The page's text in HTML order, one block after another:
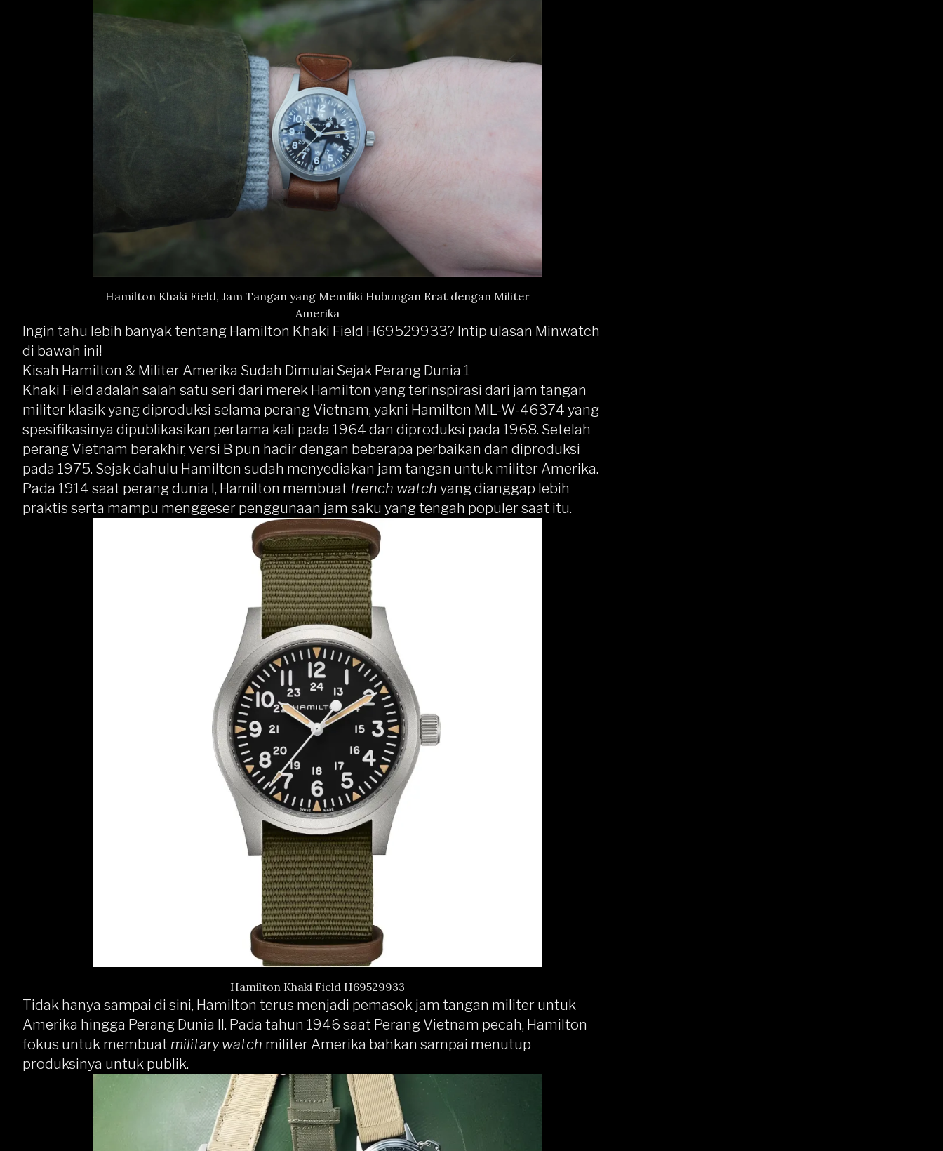
Hamilton Khaki Field, Jam Tangan yang Memiliki Hubungan Erat dengan Militer
Amerika
Ingin tahu lebih banyak tentang Hamilton Khaki Field H69529933? Intip ulasan Minwatch
di bawah ini!
Kisah Hamilton & Militer Amerika Sudah Dimulai Sejak Perang Dunia 1
Khaki Field adalah salah satu seri dari merek Hamilton yang terinspirasi dari jam tangan
militer klasik yang diproduksi selama perang Vietnam, yakni Hamilton MIL-W-46374 yang
spesifikasinya dipublikasikan pertama kali pada 1964 dan diproduksi pada 1968. Setelah
perang Vietnam berakhir, versi B pun hadir dengan beberapa perbaikan dan diproduksi
pada 1975. Sejak dahulu Hamilton sudah menyediakan jam tangan untuk militer Amerika.
Pada 1914 saat perang dunia I, Hamilton membuat trench watch yang dianggap lebih
praktis serta mampu menggeser penggunaan jam saku yang tengah populer saat itu.
Hamilton Khaki Field H69529933
Tidak hanya sampai di sini, Hamilton terus menjadi pemasok jam tangan militer untuk
Amerika hingga Perang Dunia II. Pada tahun 1946 saat Perang Vietnam pecah, Hamilton
fokus untuk membuat military watch militer Amerika bahkan sampai menutup
produksinya untuk publik.